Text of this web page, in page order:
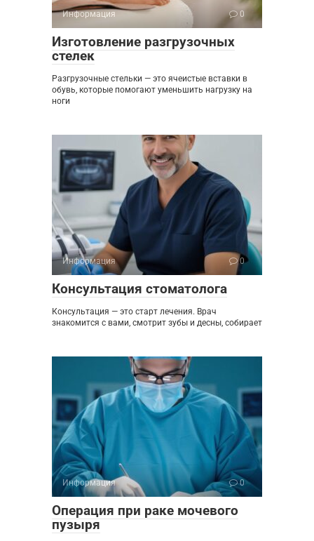
Информация 0
Изготовление разгрузочных
стелек
Разгрузочные стельки — это ячеистые вставки в
обувь, которые помогают уменьшить нагрузку на
ноги
Информация 0
Консультация стоматолога
Консультация — это старт лечения. Врач
знакомится с вами, смотрит зубы и десны, собирает
Информация 0
Операция при раке мочевого
пузыря